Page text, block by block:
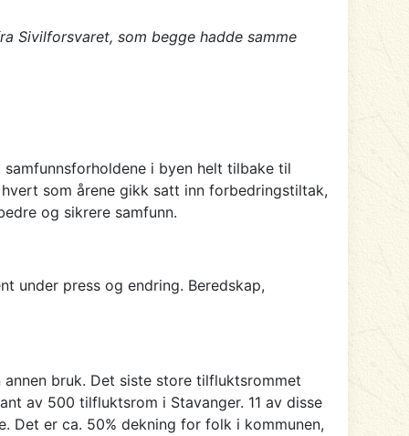
Sivilforsvaret, som begge hadde samme
samfunnsforholdene i byen helt tilbake til
som årene gikk satt inn forbedringstiltak,
og sikrere samfunn.
under press og endring. Beredskap,
bruk. Det siste store tilfluktsrommet
av 500 tilfluktsrom i Stavanger. 11 av disse
Det er ca. 50% dekning for folk i kommunen,